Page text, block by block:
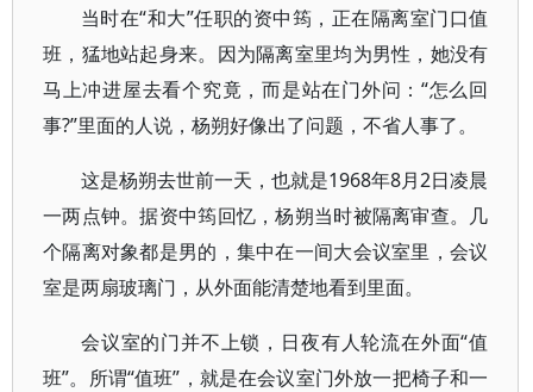
当时在“和大”任职的资中筠，正在隔离室门口值
班，猛地站起身来。因为隔离室里均为男性，她没有
马上冲进屋去看个究竟，而是站在门外问：“怎么回
事?”里面的人说，杨朔好像出了问题，不省人事了。
这是杨朔去世前一天，也就是1968年8月2日凌晨
一两点钟。据资中筠回忆，杨朔当时被隔离审查。几
个隔离对象都是男的，集中在一间大会议室里，会议
室是两扇玻璃门，从外面能清楚地看到里面。
会议室的门并不上锁，日夜有人轮流在外面“值
班”。所谓“值班”，就是在会议室门外放一把椅子和一